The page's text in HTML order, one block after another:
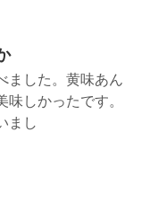
ました。黄味あん
味しかったです。
まし